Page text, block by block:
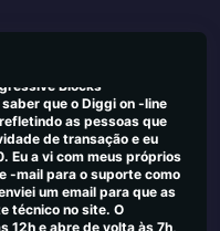
etc. A tela congelou em
Blocks
que o Diggi on -line
as pessoas que
de transação e eu
Eu a vi com meus próprios
-mail para o suporte como
um email para que as
técnico no site. O
12h e abre de volta às 7h,